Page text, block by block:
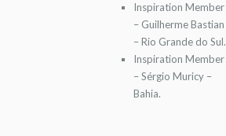
Inspiration Member
– Guilherme Bastian
– Rio Grande do Sul.
Inspiration Member
– Sérgio Muricy –
Bahia.